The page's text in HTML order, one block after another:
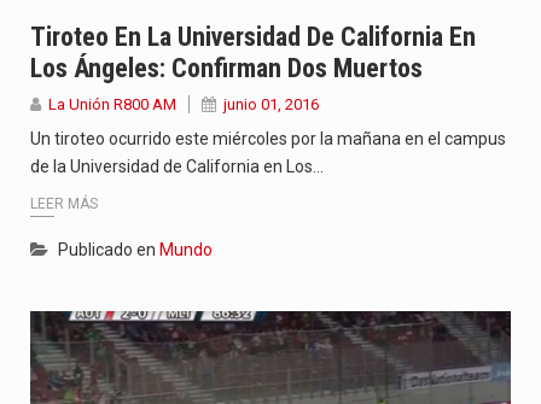
Tiroteo En La Universidad De California En
Los Ángeles: Confirman Dos Muertos
La Unión R800 AM junio 01, 2016
Un tiroteo ocurrido este miércoles por la mañana en el campus
de la Universidad de California en Los…
LEER MÁS
Publicado en Mundo